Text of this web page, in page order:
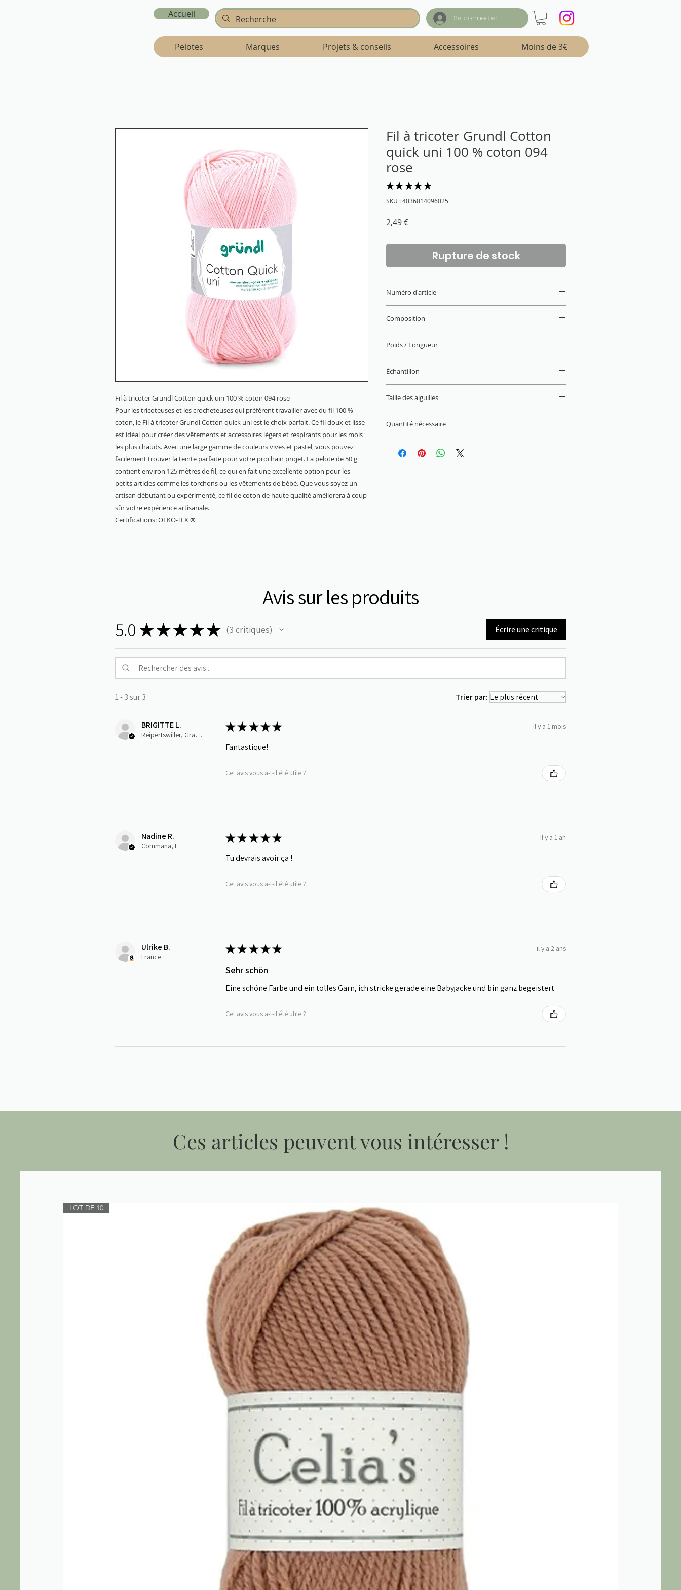
Accueil Se connecter
Pelotes Marques Projets & conseils Accessoires Moins de 3€
Fil à tricoter Grundl Cotton quick uni 100 % coton 094 rose
Pour les tricoteuses et les crocheteuses qui préfèrent travailler avec du fil 100 %
coton, le Fil à tricoter Grundl Cotton quick uni est le choix parfait. Ce fil doux et lisse
est idéal pour créer des vêtements et accessoires légers et respirants pour les mois
les plus chauds. Avec une large gamme de couleurs vives et pastel, vous pouvez
facilement trouver la teinte parfaite pour votre prochain projet. La pelote de 50 g
contient environ 125 mètres de fil, ce qui en fait une excellente option pour les
petits articles comme les torchons ou les vêtements de bébé. Que vous soyez un
artisan débutant ou expérimenté, ce fil de coton de haute qualité améliorera à coup
sûr votre expérience artisanale.
Certifications: OEKO-TEX ®
Fil à tricoter Grundl Cotton
quick uni 100 % coton 094
rose
★ ★ ★ ★ ★
SKU : 4036014096025
2,49 €Prix
Rupture de stock
Numéro d'article
Composition
Poids / Longueur
Échantillon
Taille des aiguilles
Quantité nécessaire
Avis sur les produits
5.0 ★★★★★ 3 critiques
3 Écrire une critique
1 - 3 sur 3 Trier par:
BRIGITTE L.
Reipertswiller, Grand-Est
★★★★★ il y a 1 mois
Fantastique!
Cet avis vous a-t-il été utile ?
Nadine R.
Commana, E
★★★★★ il y a 1 an
Tu devrais avoir ça !
Cet avis vous a-t-il été utile ?
Ulrike B.
France
★★★★★ il y a 2 ans
Sehr schön
Eine schöne Farbe und ein tolles Garn, ich stricke gerade eine Babyjacke und bin ganz begeistert
Cet avis vous a-t-il été utile ?
Ces articles peuvent vous intéresser !
LOT DE 10